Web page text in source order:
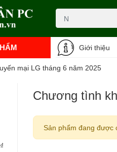
Giới thiệu
mại LG tháng 6 năm 2025
Chương tình
Sản phẩm đang được